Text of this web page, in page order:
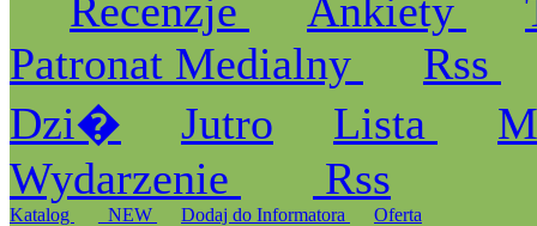
Recenzje
Ankiety
Patronat Medialny
Rss
Dzi�
Jutro Lista
Wydarzenie
Rss
Katalog _NEW Dodaj do Informatora Oferta